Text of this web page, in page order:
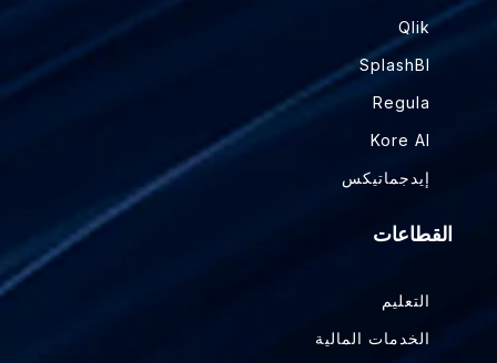
Qlik
SplashBI
Regula
Kore AI
إيدجماتيكس
القطاعات
التعليم
الخدمات المالية